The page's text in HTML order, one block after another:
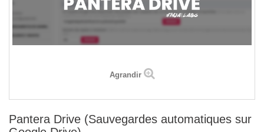
Agrandir
Pantera Drive (Sauvegardes automatiques sur